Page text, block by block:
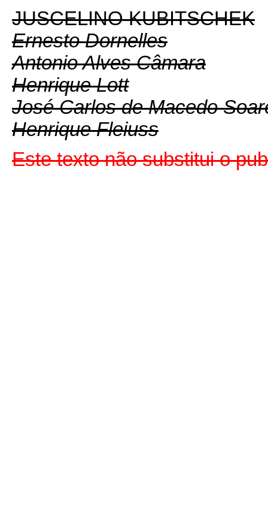
JUSCELINO KUBITSCHEK
Ernesto Dornelles
Antonio Alves Câmara
Henrique Lott
José Carlos de Macedo
Henrique Fleiuss
Este texto não substitui o